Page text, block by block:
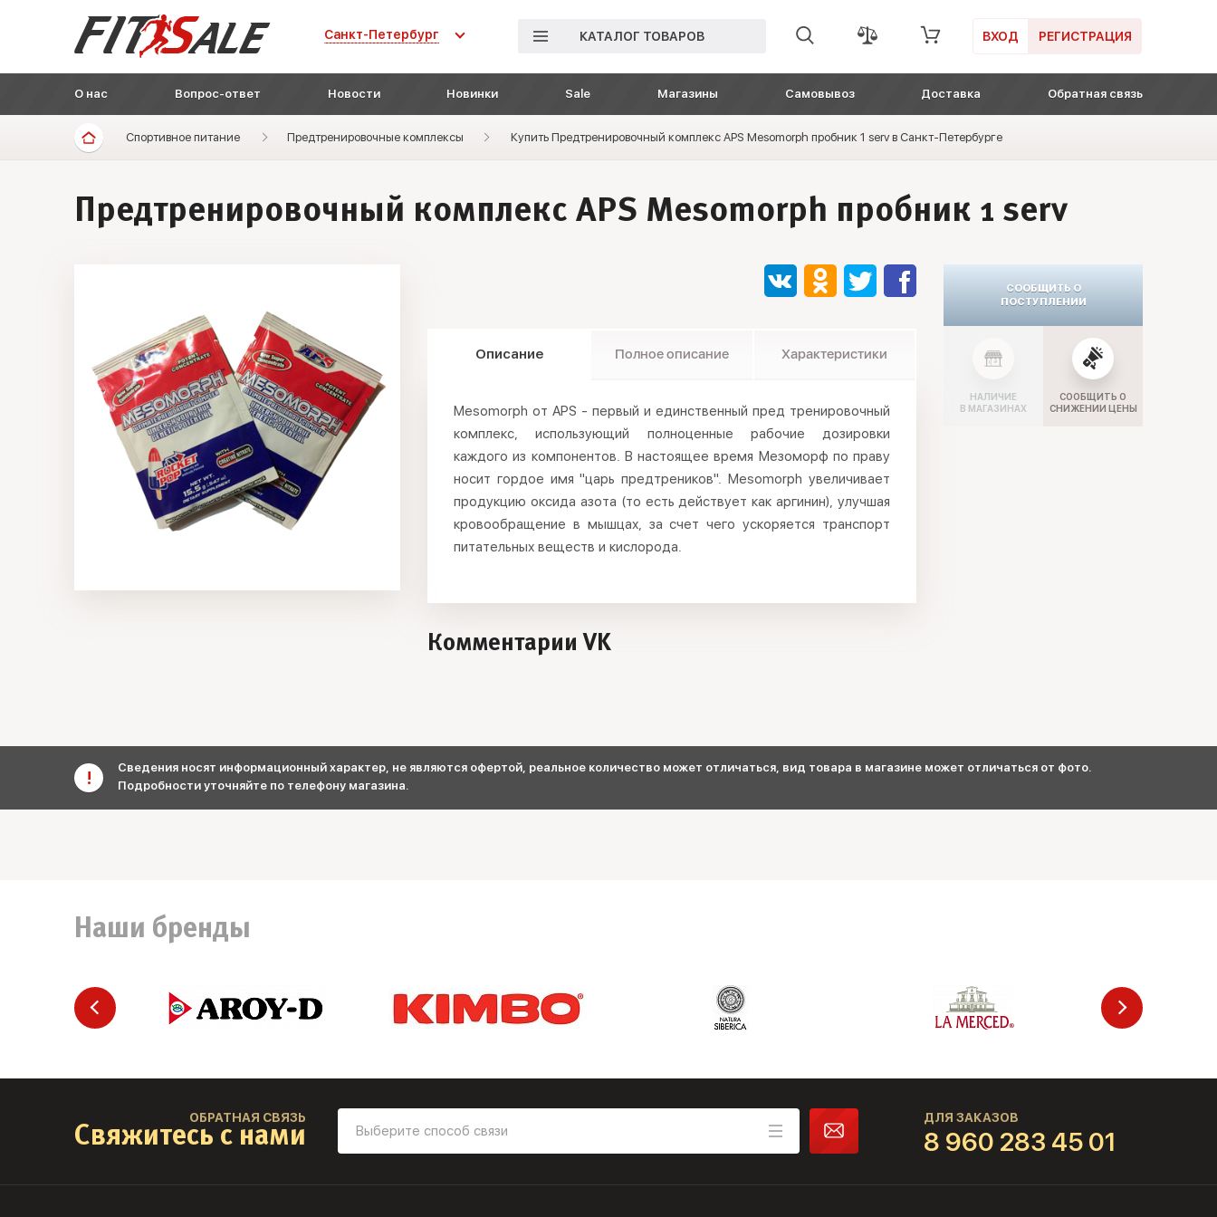
Санкт-Петербург КАТАЛОГ ТОВАРОВ ВХОД РЕГИСТРАЦИЯ
О нас Вопрос-ответ Новости Новинки Sale Магазины Самовывоз Доставка Обратная связь
Спортивное питание Предтренировочные комплексы Купить Предтренировочный комплекс APS Mesomorph пробник 1 serv в Санкт-Петербурге
Предтренировочный комплекс APS Mesomorph пробник 1 serv
Описание Полное описание Характеристики
Mesomorph от APS - первый и единственный пред тренировочный
комплекс, использующий полноценные рабочие дозировки
каждого из компонентов. В настоящее время Мезоморф по праву
носит гордое имя "царь предтреников". Mesomorph увеличивает
продукцию оксида азота (то есть действует как аргинин), улучшая
кровообращение в мышцах, за счет чего ускоряется транспорт
питательных веществ и кислорода.
Комментарии VK
СООБЩИТЬ О
ПОСТУПЛЕНИИ
НАЛИЧИЕ
В МАГАЗИНАХ
СООБЩИТЬ О
СНИЖЕНИИ ЦЕНЫ
Сведения носят информационный характер, не являются офертой, реальное количество может отличаться, вид товара в магазине может отличаться от фото.
Подробности уточняйте по телефону магазина.
Наши бренды
ОБРАТНАЯ СВЯЗЬ
Свяжитесь с нами
ДЛЯ ЗАКАЗОВ
8 960 283 45 01